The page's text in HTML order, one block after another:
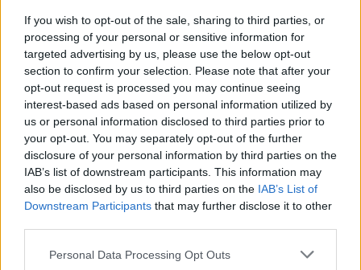
If you wish to opt-out of the sale, sharing to third parties, or
processing of your personal or sensitive information for
targeted advertising by us, please use the below opt-out
section to confirm your selection. Please note that after your
opt-out request is processed you may continue seeing
interest-based ads based on personal information utilized by
us or personal information disclosed to third parties prior to
your opt-out. You may separately opt-out of the further
disclosure of your personal information by third parties on the
IAB’s list of downstream participants. This information may
also be disclosed by us to third parties on the IAB’s List of
Downstream Participants that may further disclose it to other
Personal Data Processing Opt Outs
environ 30 mètres de la D7). Se diriger vers l'arrière de son
côté gauche pour découvrir l'emplacement des toilettes.
Repères visuels